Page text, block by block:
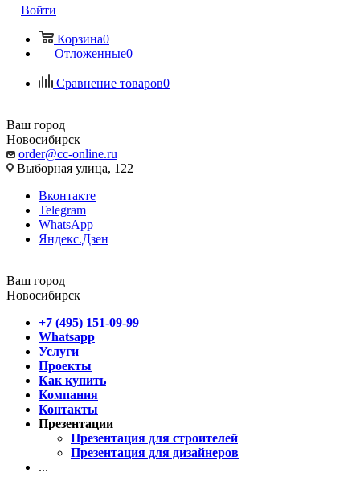
Войти
Корзина0
Отложенные0
Сравнение товаров0
Ваш город
Новосибирск
order@cc-online.ru
Выборная улица, 122
Вконтакте
Telegram
WhatsApp
Яндекс.Дзен
Ваш город
Новосибирск
+7 (495) 151-09-99
Whatsapp
Услуги
Проекты
Как купить
Компания
Контакты
Презентации
Презентация для строителей
Презентация для дизайнеров
...